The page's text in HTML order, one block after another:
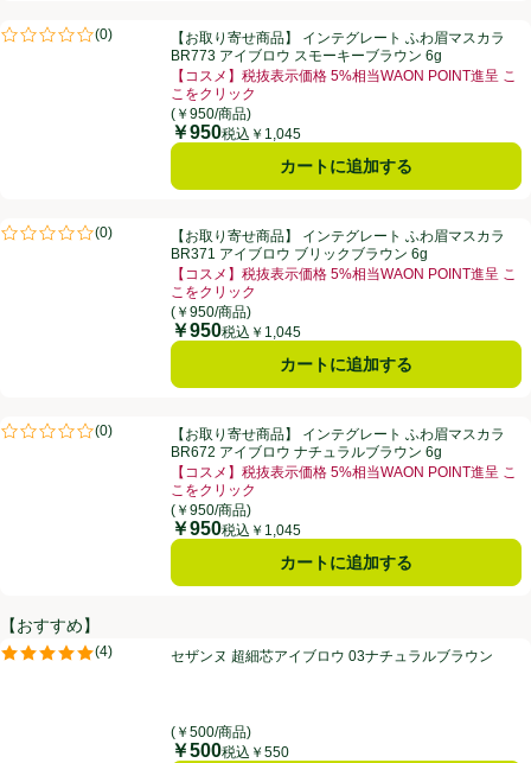
【お取り寄せ商品】 インテグレート ふわ眉マスカラ BR773 アイブロ
(0)
評価は0件のレビューで5点中0.0点。【お取り寄せ商品】 インテグレート ふわ眉マスカラ
BR773 アイブロウ スモーキーブラウン 6g
【コスメ】税抜表示価格 5%相当WAON POINT進呈 こ
こをクリック
お買い得品名：【コスメ】税抜表示価格 5%相当
(￥950/商品)
価格
￥950税込￥1,045
カートに追加する
【お取り寄せ商品】 インテグレート ふわ眉マスカラ BR371 アイブロ
(0)
評価は0件のレビューで5点中0.0点。【お取り寄せ商品】 インテグレート ふわ眉マスカラ
BR371 アイブロウ ブリックブラウン 6g
【コスメ】税抜表示価格 5%相当WAON POINT進呈 こ
こをクリック
お買い得品名：【コスメ】税抜表示価格 5%相当
(￥950/商品)
価格
￥950税込￥1,045
カートに追加する
【お取り寄せ商品】 インテグレート ふわ眉マスカラ BR672 アイブロ
(0)
評価は0件のレビューで5点中0.0点。【お取り寄せ商品】 インテグレート ふわ眉マスカラ
BR672 アイブロウ ナチュラルブラウン 6g
【コスメ】税抜表示価格 5%相当WAON POINT進呈 こ
こをクリック
お買い得品名：【コスメ】税抜表示価格 5%相当
(￥950/商品)
価格
￥950税込￥1,045
カートに追加する
【おすすめ】
セザンヌ 超細芯アイブロウ 03ナチュラルブラウン
(4)
評価は4件のレビューで5点中5.0点。セザンヌ 超細芯アイブロウ 03ナチュラルブラウン
(￥500/商品)
価格
￥500税込￥550